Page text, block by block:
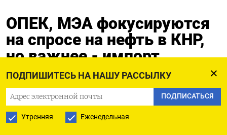
ПОДПИШИТЕСЬ НА НАШУ РАССЫЛКУ
ПОДПИСАТЬСЯ
Утренняя Еженедельная
ОПЕК, МЭА фокусируются
на спросе на нефть в КНР,
но важнее - импорт
20.03.2025
ЛАНСЕСТОН, Австралия, 20 мар (Рейтер) - Что